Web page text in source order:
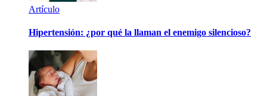
Artículo
Hipertensión: ¿por qué la llaman el enemigo silencioso?